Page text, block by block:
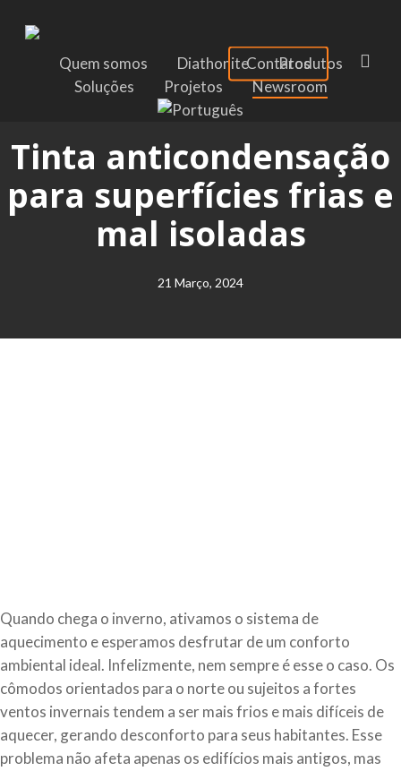
Quem somos Diathonite
Produtos
Soluções
Projetos Newsroom
Contatos
Molde e umidade
Tinta anticondensação
para superfícies frias e
mal isoladas
21 Março, 2024
Quando chega o inverno, ativamos o sistema de
aquecimento e esperamos desfrutar de um conforto
ambiental ideal. Infelizmente, nem sempre é esse o caso. Os
cômodos orientados para o norte ou sujeitos a fortes
ventos invernais tendem a ser mais frios e mais difíceis de
aquecer, gerando desconforto para seus habitantes. Esse
problema não afeta apenas os edifícios mais antigos, mas